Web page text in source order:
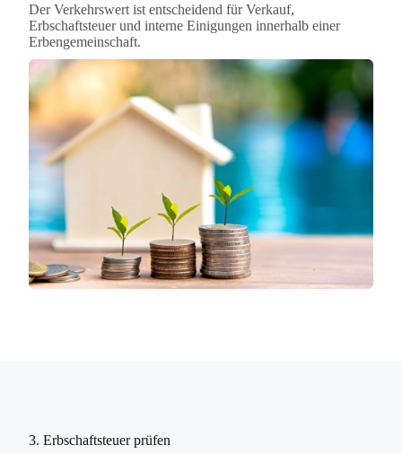
Der Verkehrswert ist entscheidend für Verkauf,
Erbschaftsteuer und interne Einigungen innerhalb einer
Erbengemeinschaft.
3. Erbschaftsteuer prüfen